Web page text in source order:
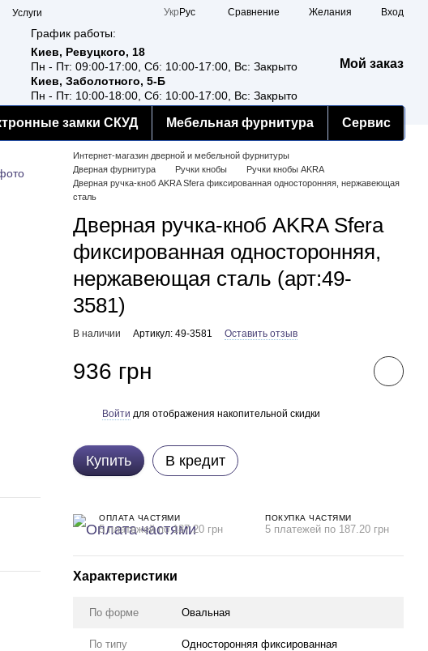
Услуги
Укр Рус Сравнение Желания Вход
График работы:
Киев, Ревуцкого, 18
Пн - Пт: 09:00-17:00, Сб: 10:00-17:00, Вс: Закрыто
Киев, Заболотного, 5-Б
Пн - Пт: 10:00-18:00, Сб: 10:00-17:00, Вс: Закрыто
Мой заказ
замки СКУД Мебельная фурнитура Сервис
Интернет-магазин дверной и мебельной фурнитуры
Дверная фурнитура
Ручки кнобы
Ручки кнобы AKRA
Дверная ручка-кноб AKRA Sfera фиксированная односторонняя, нержавеющая
сталь
Дверная ручка-кноб AKRA Sfera
фиксированная односторонняя,
нержавеющая сталь (арт:49-
3581)
В наличии Артикул: 49-3581 Оставить отзыв
936 грн
Войти для отображения накопительной скидки
Купить В кредит
ОПЛАТА ЧАСТЯМИ
5 платежей по 187.20 грн
ПОКУПКА ЧАСТЯМИ
5 платежей по 187.20 грн
Характеристики
По форме Овальная
По типу Односторонняя фиксированная